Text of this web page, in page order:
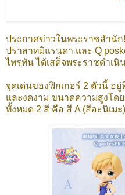
ประกาศข่าวในพระราชสำนัก!
ปราสาทมิแรนดา และ Q
ไทรทัน ได้เสด็จพระราชดําเนิ
จุดเด่นของฟิกเกอร์ 2 ตัวนี้ อ
และงดงาม ขนาดความสูงโด
ทั้งหมด 2 สี คือ สี A (สีอะนิเม